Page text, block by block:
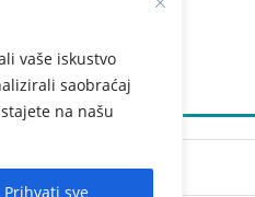
vaše iskustvo
saobraćaj
na našu
Prihvati sve